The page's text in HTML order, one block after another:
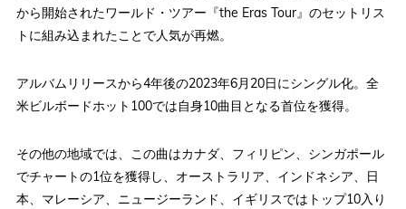
から開始されたワールド・ツアー『the Eras Tour』のセットリス
トに組み込まれたことで人気が再燃。
アルバムリリースから4年後の2023年6月20日にシングル化。全
米ビルボードホット100では自身10曲目となる首位を獲得。
その他の地域では、この曲はカナダ、フィリピン、シンガポール
でチャートの1位を獲得し、オーストラリア、インドネシア、日
本、マレーシア、ニュージーランド、イギリスではトップ10入り